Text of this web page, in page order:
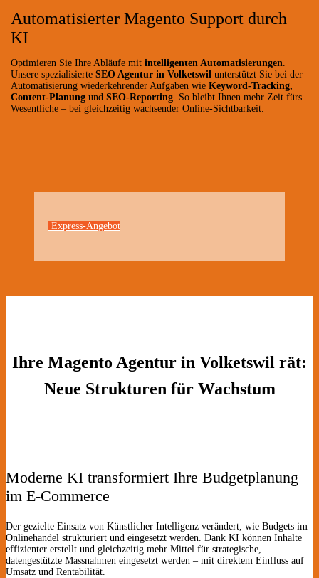
Automatisierter Magento Support durch
KI
Optimieren Sie Ihre Abläufe mit intelligenten Automatisierungen
Unsere spezialisierte SEO Agentur in Volketswil unterstützt Sie bei der
Automatisierung wiederkehrender Aufgaben wie Keyword-Tracking,
Content-Planung und SEO-Reporting . So bleibt Ihnen mehr Zeit fürs
Wesentliche – bei gleichzeitig wachsender Online-Sichtbarkeit.
Express-Angebot
Ihre Magento Agentur in Volketswil rät:
Neue Strukturen für Wachstum
Moderne KI transformiert Ihre Budgetplanung
im E-Commerce
Der gezielte Einsatz von Künstlicher Intelligenz verändert, wie Budgets im
Onlinehandel strukturiert und eingesetzt werden. Dank KI können Inhalte
effizienter erstellt und gleichzeitig mehr Mittel für strategische,
datengestützte Massnahmen eingesetzt werden – mit direktem Einfluss auf
Umsatz und Rentabilität.